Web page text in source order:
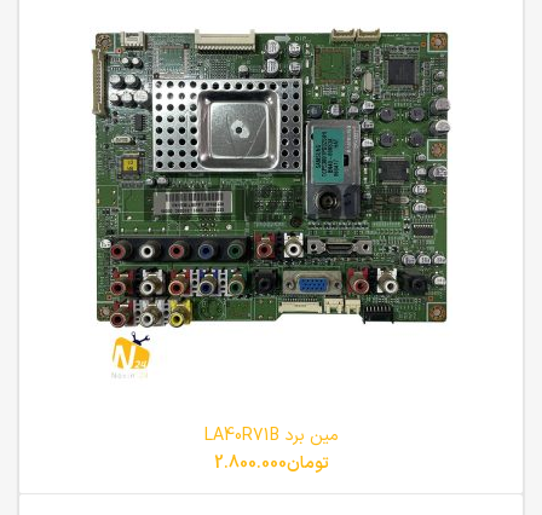
مین برد LA40R71B
تومان2.800.000